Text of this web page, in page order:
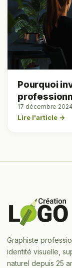
Pourquoi
17 décembre 2024
Lire l'article →
Graphiste
identité visuelle,
naturel depuis 25